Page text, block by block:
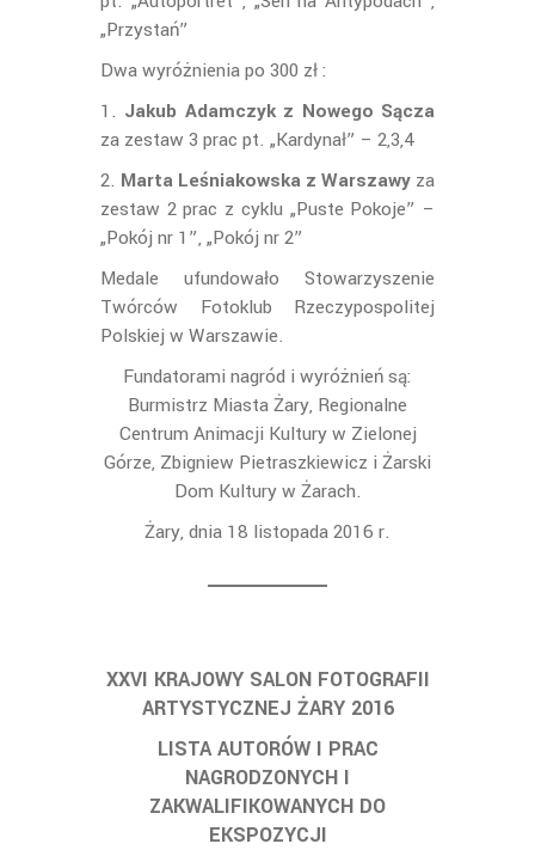
„Przystań”
Dwa wyróżnienia po 300 zł :
1. Jakub Adamczyk z Nowego Sącza
za zestaw 3 prac pt. „Kardynał” – 2,3,4
2. Marta Leśniakowska z Warszawy za
zestaw 2 prac z cyklu „Puste Pokoje” –
„Pokój nr 1”, „Pokój nr 2”
Medale ufundowało Stowarzyszenie
Twórców Fotoklub Rzeczypospolitej
Polskiej w Warszawie.
Fundatorami nagród i wyróżnień są:
Burmistrz Miasta Żary, Regionalne
Centrum Animacji Kultury w Zielonej
Górze, Zbigniew Pietraszkiewicz i Żarski
Dom Kultury w Żarach.
Żary, dnia 18 listopada 2016 r.
XXVI KRAJOWY SALON FOTOGRAFII
ARTYSTYCZNEJ ŻARY 2016
LISTA AUTORÓW I PRAC
NAGRODZONYCH I
ZAKWALIFIKOWANYCH DO
EKSPOZYCJI